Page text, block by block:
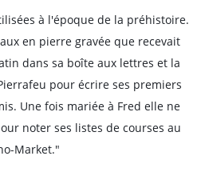
à l'époque de la préhistoire.
en pierre gravée que recevait
dans sa boîte aux lettres et la
pour écrire ses premiers
Une fois mariée à Fred elle ne
noter ses listes de courses au
Market."